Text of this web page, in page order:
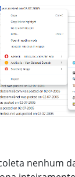
nenhum